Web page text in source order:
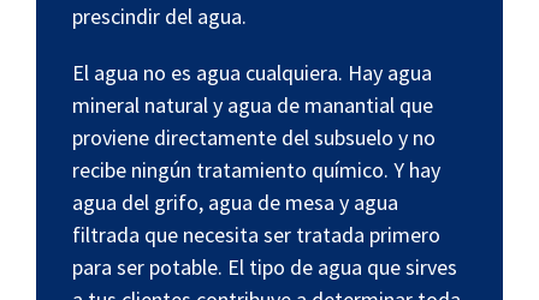
prescindir del agua.
El agua no es agua cualquiera. Hay agua
mineral natural y agua de manantial que
proviene directamente del subsuelo y no
recibe ningún tratamiento químico. Y hay
agua del grifo, agua de mesa y agua
filtrada que necesita ser tratada primero
para ser potable. El tipo de agua que sirves